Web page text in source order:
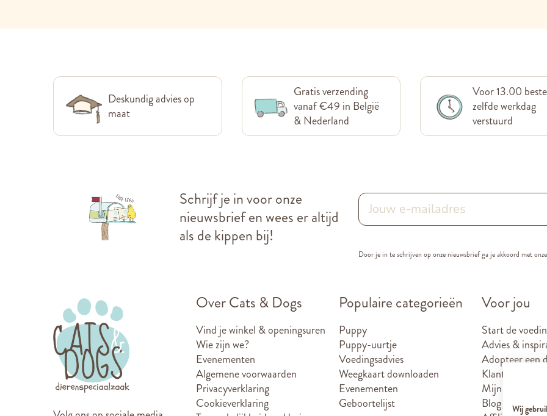
Deskundig advies op
maat
Gratis verzending
vanaf €49 in België
& Nederland
Voor 13.00
zelfde werkdag
verstuurd
Schrijf je in voor onze
nieuwsbrief en wees er altijd
als de kippen bij!
Door je in te schrijven op onze nieuwsbrief ga je akkoord met
Over Cats & Dogs
Vind je winkel & openingsuren
Wie zijn we?
Evenementen
Algemene voorwaarden
Privacyverklaring
Cookieverklaring
Populaire categorieën
Puppy
Puppy-uurtje
Voedingsadvies
Weegkaart downloaden
Evenementen
Geboortelijst
Voor jou
Start de
Advies &
Adopteer een
Klantenkaart
Mijn account
Blog
Wij